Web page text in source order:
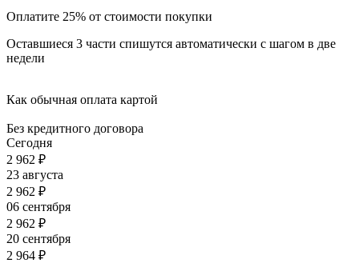
Оплатите 25% от стоимости покупки
Оставшиеся 3 части спишутся автоматически с шагом в две
недели
Как обычная оплата картой
Без кредитного договора
Сегодня
2 962 ₽
23 августа
2 962 ₽
06 сентября
2 962 ₽
20 сентября
2 964 ₽